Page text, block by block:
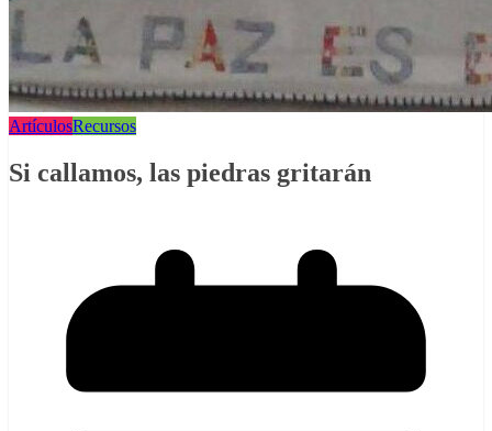
ArtículosRecursos
Si callamos, las piedras gritarán